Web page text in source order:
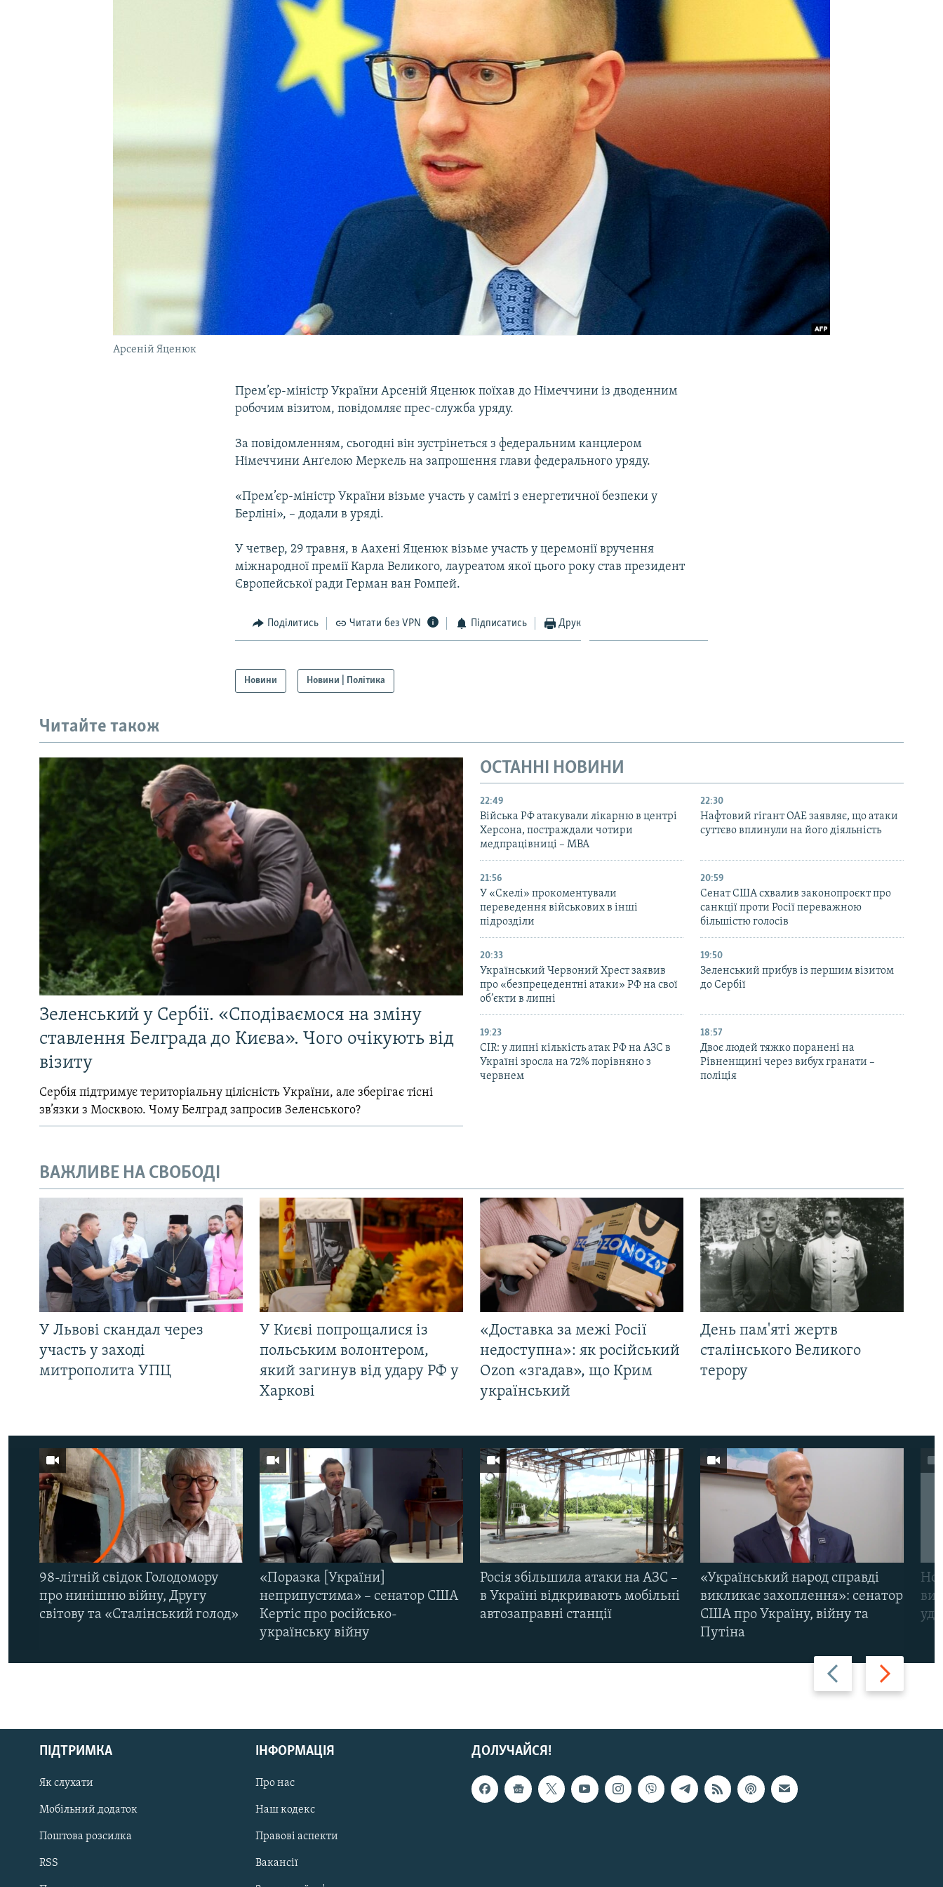
РУС
ДОЛУЧАЙСЯ!
Арсеній Яценюк
Прем’єр-міністр України Арсеній Яценюк поїхав до Німеччини із дводенним
робочим візитом, повідомляє прес-служба уряду.
За повідомленням, сьогодні він зустрінеться з федеральним канцлером
Німеччини Анґелою Меркель на запрошення глави федерального уряду.
«Прем’єр-міністр України візьме участь у саміті з енергетичної безпеки у
Берліні», – додали в уряді.
У четвер, 29 травня, в Аахені Яценюк візьме участь у церемонії вручення
міжнародної премії Карла Великого, лауреатом якої цього року став президент
Європейської ради Герман ван Ромпей.
Поділитись Читати без VPN Підписатись Друк
Новини Новини | Політика
Читайте також
Зеленський у Сербії. «Сподіваємося на зміну
ставлення Белграда до Києва». Чого очікують від
візиту
Сербія підтримує територіальну цілісність України, але зберігає тісні
зв’язки з Москвою. Чому Белград запросив Зеленського?
ОСТАННІ НОВИНИ
22:49
Війська РФ атакували лікарню в центрі
Херсона, постраждали чотири
медпрацівниці – МВА
22:30
Нафтовий гігант ОАЕ заявляє, що атаки
суттєво вплинули на його діяльність
21:56
У «Скелі» прокоментували
переведення військових в інші
підрозділи
20:59
Cенат США схвалив законопроєкт про
санкції проти Росії переважною
більшістю голосів
20:33
Український Червоний Хрест заявив
про «безпрецедентні атаки» РФ на свої
об’єкти в липні
19:50
Зеленський прибув із першим візитом
до Сербії
19:23
CIR: у липні кількість атак РФ на АЗС в
Україні зросла на 72% порівняно з
червнем
18:57
Двоє людей тяжко поранені на
Рівненщині через вибух гранати –
поліція
ВАЖЛИВЕ НА СВОБОДІ
У Львові скандал через
участь у заході
митрополита УПЦ
У Києві попрощалися із
польським волонтером,
який загинув від удару РФ у
Харкові
«Доставка за межі Росії
недоступна»: як російський
Ozon «згадав», що Крим
український
День пам'яті жертв
сталінського Великого
терору
Назад Вперед
98-літній свідок Голодомору
про нинішню війну, Другу
світову та «Сталінський голод»
«Поразка [України]
неприпустима» – сенатор США
Кертіс про російсько-
українську війну
Росія збільшила атаки на АЗС –
в Україні відкривають мобільні
автозаправні станції
«Український народ справді
викликає захоплення»: сенатор
США про Україну, війну та
Путіна
ДОЛУЧАЙСЯ!
ПІДТРИМКА
Як слухати
Мобільний додаток
Поштова розсилка
RSS
ІНФОРМАЦІЯ
Про нас
Наш кодекс
Правові аспекти
Вакансії